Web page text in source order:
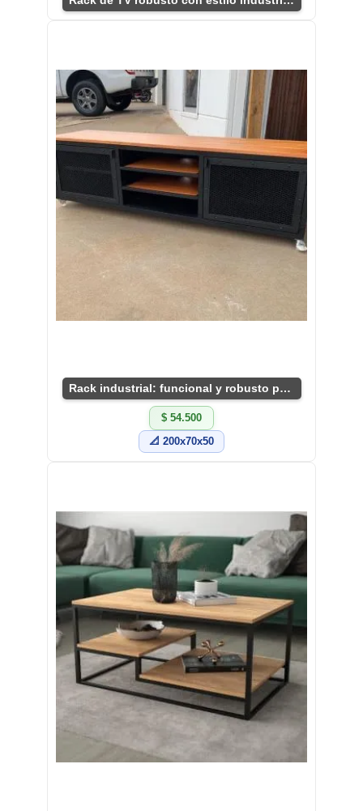
Rack industrial: funcional y robusto para TV
$ 54.500
📐 200x70x50